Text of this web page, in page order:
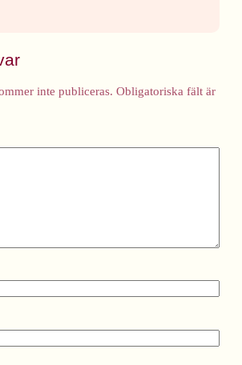
inte publiceras. Obligatoriska fält är